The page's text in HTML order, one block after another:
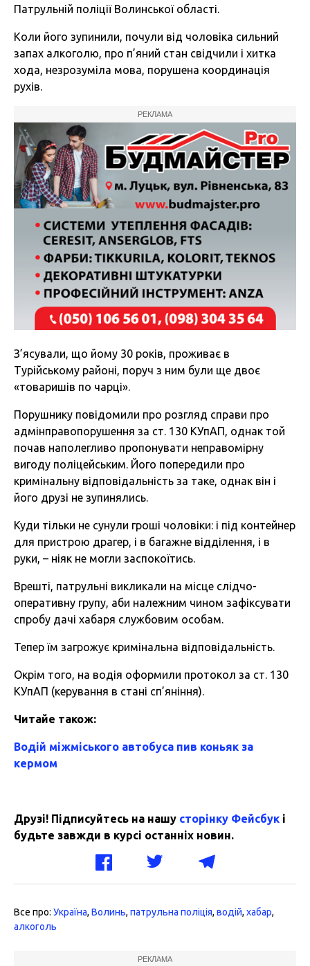
Патрульній поліції Волинської області.
Коли його зупинили, почули від чоловіка сильний
запах алкоголю, про п’яний стан свідчили і хитка
хода, незрозуміла мова, порушена координація
рухів.
РЕКЛАМА
З’ясували, що йому 30 років, проживає в
Турійському районі, поруч з ним були ще двоє
«товаришів по чарці».
Порушнику повідомили про розгляд справи про
адмінправопорушення за ст. 130 КУпАП, однак той
почав наполегливо пропонувати неправомірну
вигоду поліцейським. Його попередили про
кримінальну відповідальність за таке, однак він і
його друзі не зупинялись.
Куди тільки не сунули гроші чоловіки: і під контейнер
для пристрою драгер, і в багажне відділення, і в
руки, – ніяк не могли заспокоїтись.
Врешті, патрульні викликали на місце слідчо-
оперативну групу, аби належним чином зафіксувати
спробу дачі хабаря службовим особам.
Тепер їм загрожує кримінальна відповідальність.
Окрім того, на водія оформили протокол за ст. 130
КУпАП (керування в стані сп’яніння).
Читайе також:
Водій міжміського автобуса пив коньяк за
кермом
Друзі! Підписуйтесь на нашу сторінку Фейсбук і
будьте завжди в курсі останніх новин.
Все про: Україна, Волинь, патрульна поліція, водій, хабар,
алкоголь
РЕКЛАМА